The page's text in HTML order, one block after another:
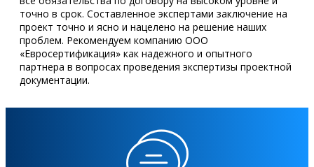
точно в срок. Составленное экспертами заключение на
проект точно и ясно и нацелено на решение наших
проблем. Рекомендуем компанию ООО
«Евросертификация» как надежного и опытного
партнера в вопросах проведения экспертизы проектной
документации.